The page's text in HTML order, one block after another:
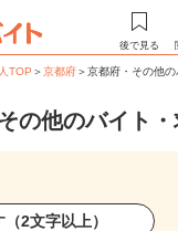
後で見る
TOP ＞京都府＞京都府・その他
の他のバイト